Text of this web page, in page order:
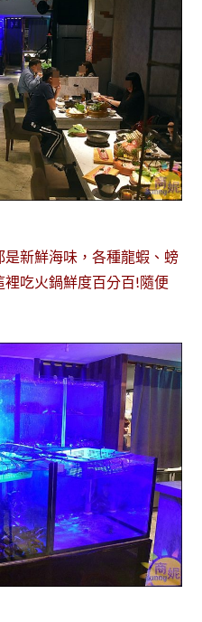
新鮮海味，各種龍蝦、螃
吃火鍋鮮度百分百!隨便